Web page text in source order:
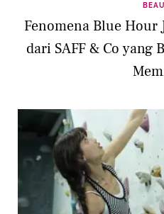
Fenomena Blue
dari SAFF & Co yang